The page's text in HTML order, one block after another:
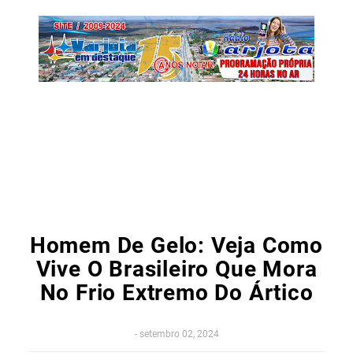
Homem De Gelo: Veja Como
Vive O Brasileiro Que Mora
No Frio Extremo Do Ártico
- setembro 02, 2024